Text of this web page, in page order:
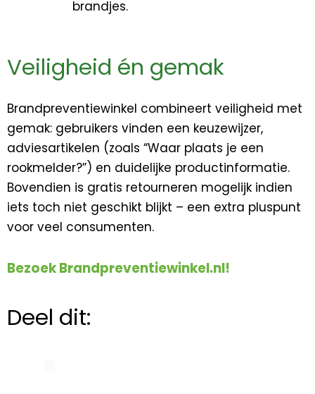
brandjes.
Veiligheid én gemak
Brandpreventiewinkel combineert veiligheid met
gemak: gebruikers vinden een keuzewijzer,
adviesartikelen (zoals “Waar plaats je een
rookmelder?”) en duidelijke productinformatie.
Bovendien is gratis retourneren mogelijk indien
iets toch niet geschikt blijkt – een extra pluspunt
voor veel consumenten.
Bezoek Brandpreventiewinkel.nl!
Deel dit: